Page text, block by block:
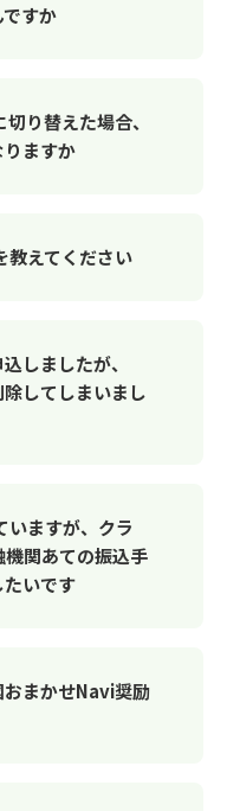
すか
り替えた場合、
ますか
教えてください
しましたが、
除してしまいまし
いますが、クラ
関あての振込手
いです
おまかせNavi奨励